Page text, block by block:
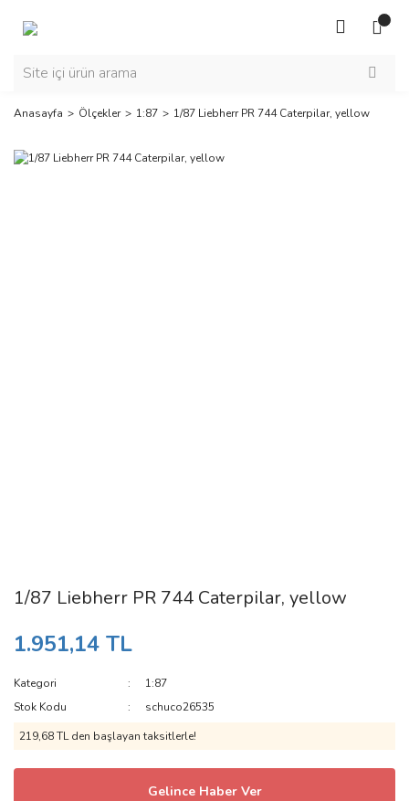
Anasayfa Ölçekler 1:87 1/87 Liebherr PR 744 Caterpilar, yellow
1/87 Liebherr PR 744 Caterpilar, yellow
1.951,14 TL
Kategori
1:87
Stok Kodu
schuco26535
219,68 TL den başlayan taksitlerle!
Gelince Haber Ver